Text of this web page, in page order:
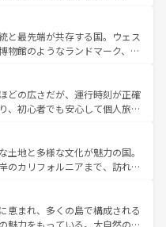
であるランス、プロヴァンスの
、多彩な楽しみ方が可能だ。さ
魅力が溢れており、どの街角に
ぞれで全く異なる文化を体験で
、新着のフランス情報はコンテンツ一覧
歩いても飽きることがない。ベ
エルン州のアルプスの絶景、そ
畑といった風景は必見。ビール
ほしい。 なお、新着の
覧を参照してほしい。
と最先端が共存する国。ウェス
物館のようなランドマーク、歴
る。また、優雅なアフタヌーン
まらない英国パブ、サッカー観
きる体験も豊富。イギリスを旅
どの広さだが、運行時刻が正確
、初心者でも安心して個人旅行
、スイスならではのユニークな
光だけでなく町歩きも満喫する
が高いため物価も高いが、旅行
こともできる。 なお、新
ツ一覧 を参照してほしい。
土地と多様な文化が魅力の国。
のカリフォルニアまで、訪れる
、ショッピング、エンターテイ
なスポットだ。一方、アメリカ
グランドキャニオンやイエロー
恵まれ、多くの島で構成される
魅力をもっている。大自然の神